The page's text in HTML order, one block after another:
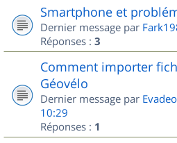
Smartphone et
Dernier message par
Réponses : 3
Comment importer
Géovélo
Dernier message par
10:29
Réponses : 1